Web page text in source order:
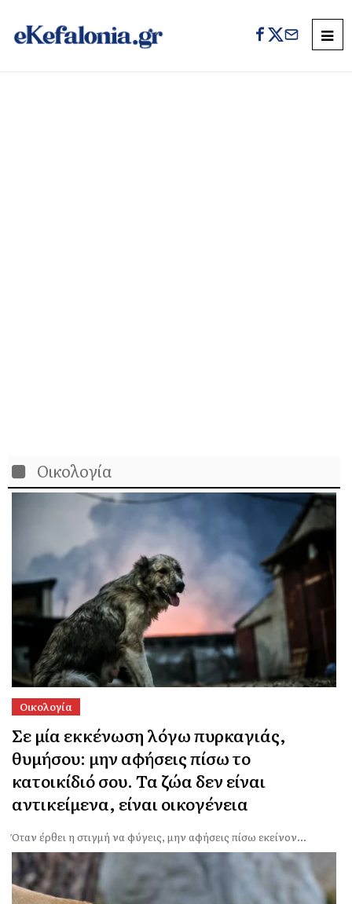
Οικολογία
Οικολογία
Σε μία εκκένωση λόγω πυρκαγιάς,
θυμήσου: μην αφήσεις πίσω το
κατοικίδιό σου. Τα ζώα δεν είναι
αντικείμενα, είναι οικογένεια
Όταν έρθει η στιγμή να φύγεις, μην αφήσεις πίσω εκείνον...